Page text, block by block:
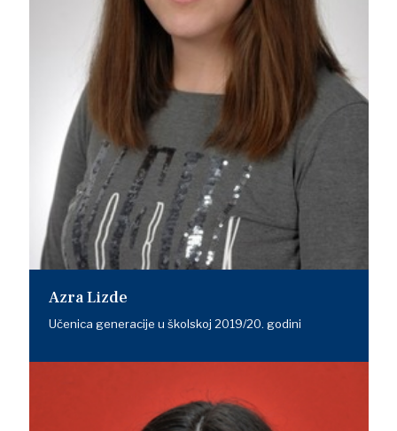
Azra Lizde
Učenica generacije u školskoj 2019/20. godini